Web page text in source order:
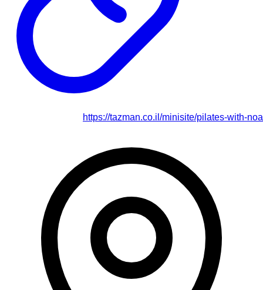
https://tazman.co.il/minisite/pilates-with-noa